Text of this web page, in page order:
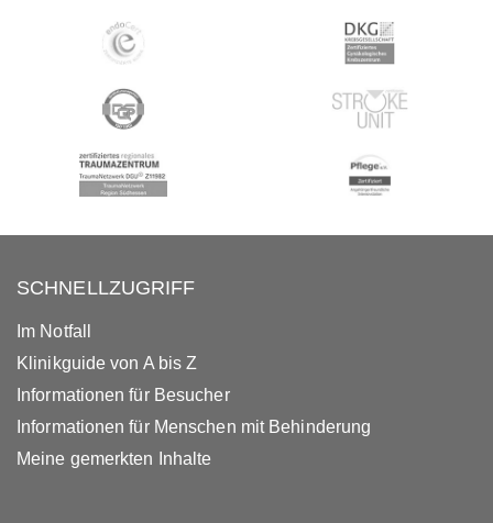
SCHNELLZUGRIFF
Im Notfall
Klinikguide von A bis Z
Informationen für Besucher
Informationen für Menschen mit Behinderung
Meine gemerkten Inhalte